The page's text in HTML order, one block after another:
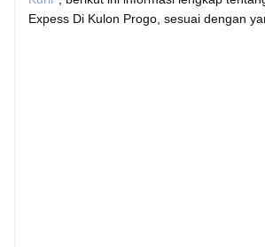
Expess Di Kulon Progo, sesuai dengan